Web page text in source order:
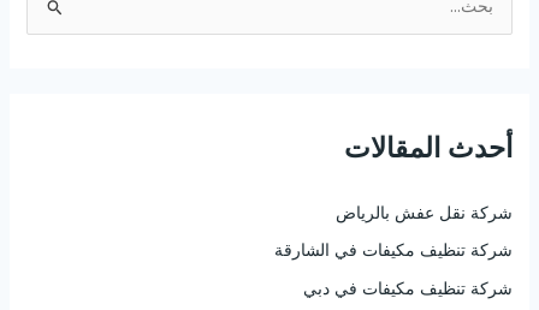
ث
ن
:
أحدث المقالات
شركة نقل عفش بالرياض
شركة تنظيف مكيفات في الشارقة
شركة تنظيف مكيفات في دبي